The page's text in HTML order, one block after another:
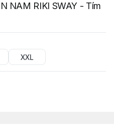
NAM RIKI SWAY - Tím
XXL